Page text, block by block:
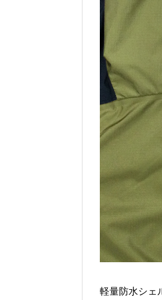
軽量防水シェ